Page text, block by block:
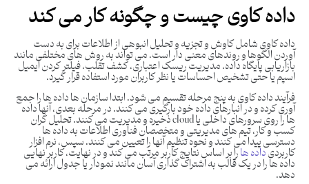
داده کاوی چیست و چگونه کار می کند
داده کاوی شامل کاوش و تجزیه و تحلیل انبوهی از اطلاعات برای به دست
آوردن الگوها و روندهای معنی دار است. می تواند به روش های مختلفی مانند
بازاریابی پایگاه داده، مدیریت ریسک اعتباری، کشف تقلب، فیلتر کردن ایمیل
اسپم یا حتی تشخیص احساسات یا نظر کاربران مورد استفاده قرار گیرد.
فرآیند داده کاوی به پنج مرحله تقسیم می شود. ابتدا سازمان ها داده ها را جمع
آوری کرده و در انبارهای داده خود بارگیری می کنند. در مرحله بعدی، آنها داده
ها را روی سرورهای داخلی یا cloud ذخیره و مدیریت می کنند. تحلیل گران
کسب و کار، تیم های مدیریتی و متخصصان فناوری اطلاعات به داده ها
دسترسی پیدا می کنند و نحوه تنظیم آنها را تعیین می کنند. سپس، نرم افزار
کاربردیداده هارا بر اساس نتایج کاربر مرتب می کند و در نهایت، کاربر نهایی
داده ها را در یک قالب به اشتراک گذاری آسان مانند نمودار یا جدول ارائه می
دهد.